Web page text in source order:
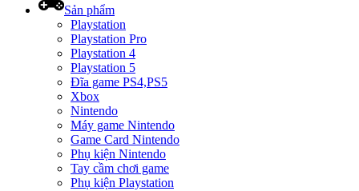
Sản phẩm
Playstation
Playstation Pro
Playstation 4
Playstation 5
Đĩa game PS4,PS5
Xbox
Nintendo
Máy game Nintendo
Game Card Nintendo
Phụ kiện Nintendo
Tay cầm chơi game
Phụ kiện Playstation